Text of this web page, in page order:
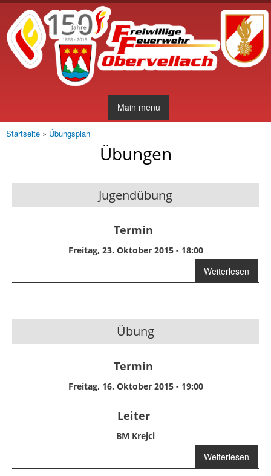
Direkt
zum
Inhalt
Main menu
Sie sind hier
Startseite » Übungsplan
Übungen
Jugendübung
Termin
Freitag, 23. Oktober 2015 - 18:00
Weiterlesen
über
Jugendübung
Übung
Termin
Freitag, 16. Oktober 2015 - 19:00
Leiter
BM Krejci
Weiterlesen
über Übung